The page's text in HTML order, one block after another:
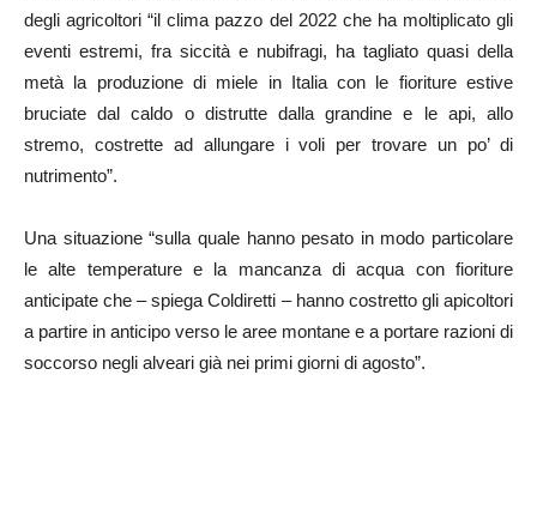
degli agricoltori “il clima pazzo del 2022 che ha moltiplicato gli
eventi estremi, fra siccità e nubifragi, ha tagliato quasi della
metà la produzione di miele in Italia con le fioriture estive
bruciate dal caldo o distrutte dalla grandine e le api, allo
stremo, costrette ad allungare i voli per trovare un po’ di
nutrimento”.
Una situazione “sulla quale hanno pesato in modo particolare
le alte temperature e la mancanza di acqua con fioriture
anticipate che – spiega Coldiretti – hanno costretto gli apicoltori
a partire in anticipo verso le aree montane e a portare razioni di
soccorso negli alveari già nei primi giorni di agosto”.